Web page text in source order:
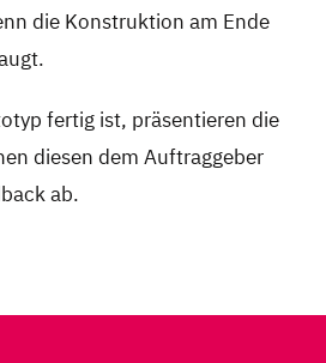
die Konstruktion am Ende
fertig ist, präsentieren die
diesen dem Auftraggeber
ab.